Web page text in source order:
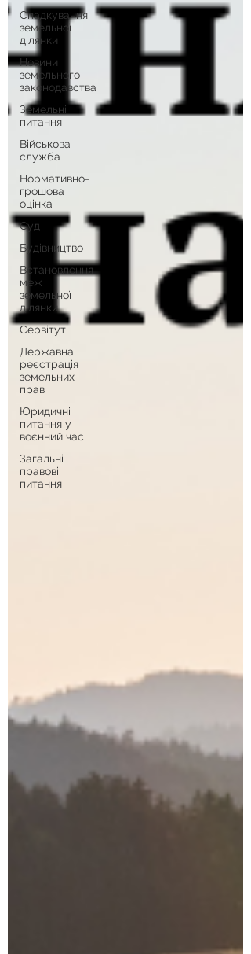
Спадкування
земельної
ділянки
Новини
земельного
законодавства
Земельні
питання
Військова
служба
Нормативно-
грошова
оцінка
Суд
Будівництво
Встановлення
меж
земельної
ділянки
Сервітут
Державна
реєстрація
земельних
прав
Юридичні
питання у
воєнний час
Загальні
правові
питання